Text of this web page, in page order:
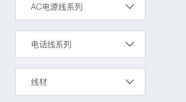
AC电源线系列
电话线系列
线材